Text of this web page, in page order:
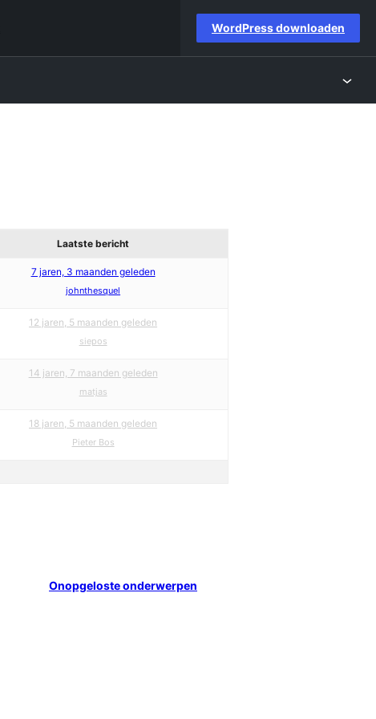
WordPress downloaden
Laatste bericht
7 jaren, 3 maanden geleden
johnthesquel
12 jaren, 5 maanden geleden
siepos
14 jaren, 7 maanden geleden
matjas
18 jaren, 5 maanden geleden
Pieter Bos
Onopgeloste onderwerpen